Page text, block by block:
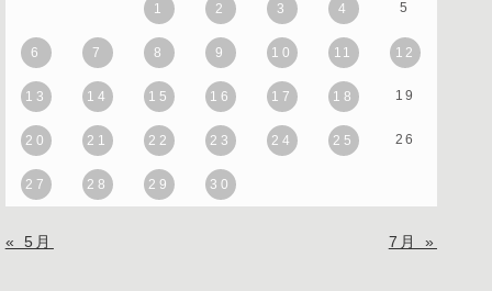
1 2 3 4 5
6 7 8 9 10 11 12
13 14 15 16 17 18 19
20 21 22 23 24 25 26
27 28 29 30
« 5月 7月 »